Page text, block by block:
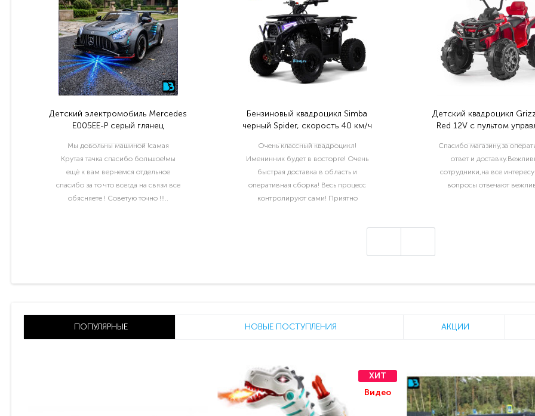
Детский электромобиль Mercedes
E005EE-P серый глянец
Мы довольны машиной !самая
Крутая тачка спасибо большое!мы
ещё к вам вернемся отдельное
спасибо за то что всегда на связи все
обясняете ! Советую точно !!!..
Бензиновый квадроцикл Simba
черный Spider, скорость 40 км/ч
Очень классный квадроцикл!
Именинник будет в восторге! Очень
быстрая доставка в область и
оперативная сборка! Весь процесс
контролируют сами! Приятно
Детский квадроцикл
Red 12V с пультом
Спасибо магазину,за
ответ и
сотрудники,на все
вопросы отвечают
ПОПУЛЯРНЫЕ НОВЫЕ ПОСТУПЛЕНИЯ АКЦИИ
ХИТ
Видео